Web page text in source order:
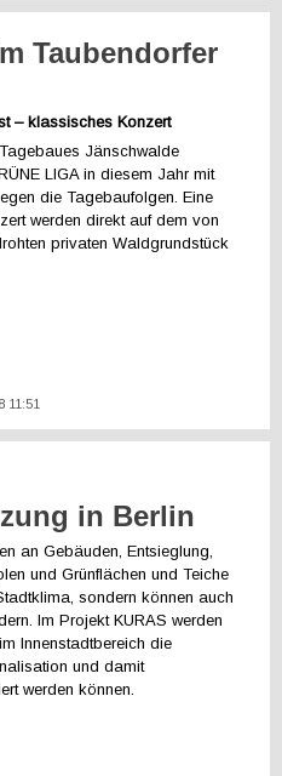
Taubendorfer
– klassisches Konzert
Jänschwalde
LIGA in diesem Jahr mit
die Tagebaufolgen. Eine
werden direkt auf dem von
privaten Waldgrundstück
11:51
in Berlin
an Gebäuden, Entsieglung,
und Grünflächen und Teiche
sondern können auch
Im Projekt KURAS werden
Innenstadtbereich die
und damit
werden können.